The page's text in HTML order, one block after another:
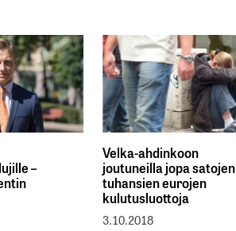
–
Velka-ahdinkoon
joutuneilla jopa satojen
tuhansien eurojen
kulutusluottoja
3.10.2018